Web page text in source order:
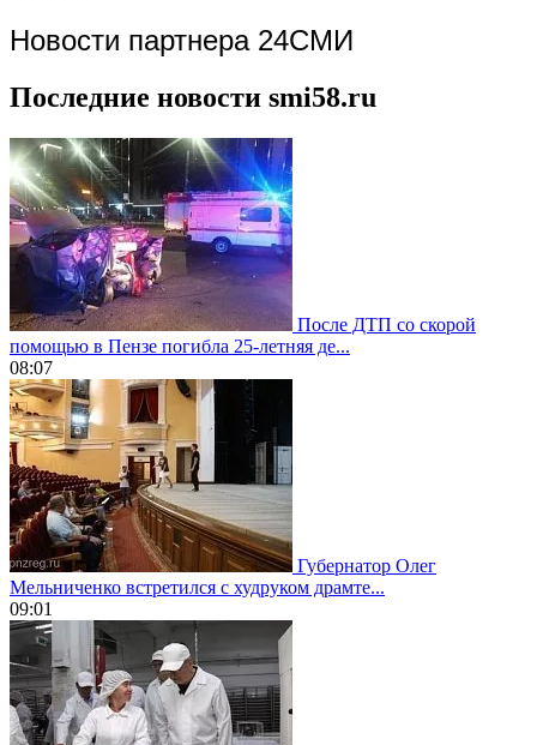
Новости партнера 24СМИ
Последние новости smi58.ru
После ДТП со скорой
помощью в Пензе погибла 25-летняя де...
08:07
Губернатор Олег
Мельниченко встретился с худруком драмте...
09:01